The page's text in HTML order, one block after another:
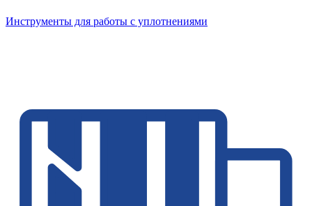
Инструменты для работы с уплотнениями